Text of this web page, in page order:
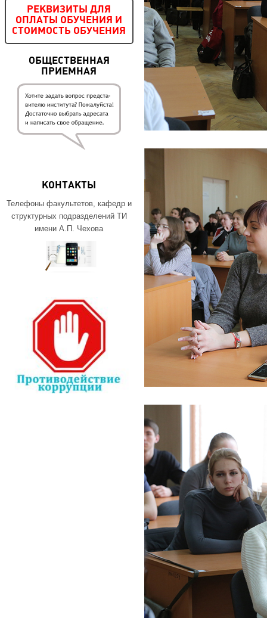
РЕКВИЗИТЫ ДЛЯ
ОПЛАТЫ ОБУЧЕНИЯ И
СТОИМОСТЬ ОБУЧЕНИЯ
ОБЩЕСТВЕННАЯ
ПРИЕМНАЯ
КОНТАКТЫ
Телефоны факультетов, кафедр и
структурных подразделений ТИ
имени А.П. Чехова